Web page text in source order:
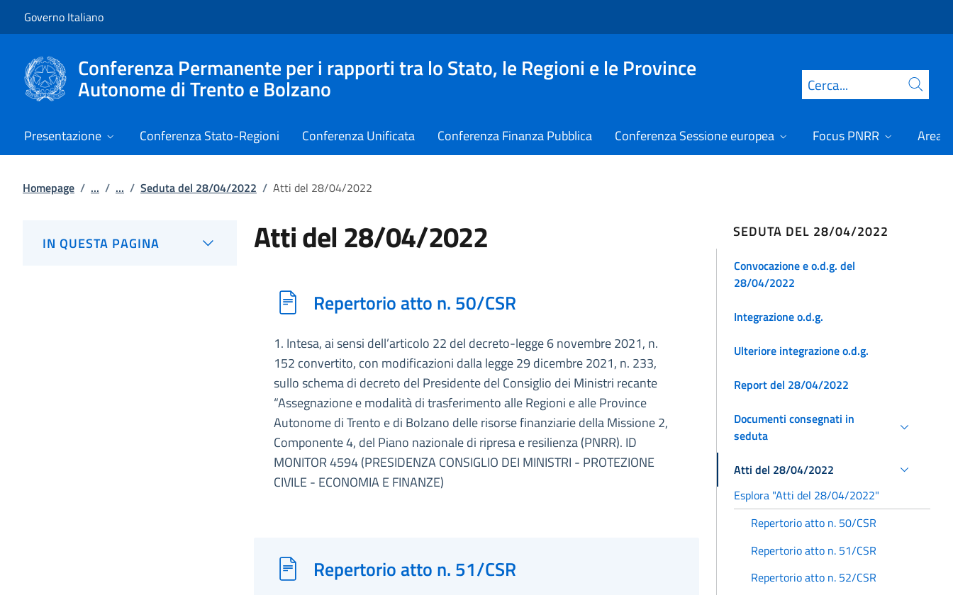
Governo Italiano
Conferenza Permanente per i rapporti tra lo Stato, le Regioni e le Province
Autonome di Trento e Bolzano Cerca
Presentazione Conferenza Stato-Regioni Conferenza Unificata Conferenza Finanza Pubblica Conferenza Sessione europea Focus PNRR Area
Homepage / ... / ... / Seduta del 28/04/2022 / Atti del 28/04/2022
IN QUESTA PAGINA Atti del 28/04/2022
Repertorio atto n. 50/CSR
1. Intesa, ai sensi dell’articolo 22 del decreto-legge 6 novembre 2021, n.
152 convertito, con modificazioni dalla legge 29 dicembre 2021, n. 233,
sullo schema di decreto del Presidente del Consiglio dei Ministri recante
“Assegnazione e modalità di trasferimento alle Regioni e alle Province
Autonome di Trento e di Bolzano delle risorse finanziarie della Missione 2,
Componente 4, del Piano nazionale di ripresa e resilienza (PNRR). ID
MONITOR 4594 (PRESIDENZA CONSIGLIO DEI MINISTRI - PROTEZIONE
CIVILE - ECONOMIA E FINANZE)
Repertorio atto n. 51/CSR
SEDUTA DEL 28/04/2022
Convocazione e o.d.g. del
28/04/2022
Integrazione o.d.g.
Ulteriore integrazione o.d.g.
Report del 28/04/2022
Documenti consegnati in
seduta
Atti del 28/04/2022
Esplora "Atti del 28/04/2022"
Repertorio atto n. 50/CSR
Repertorio atto n. 51/CSR
Repertorio atto n. 52/CSR